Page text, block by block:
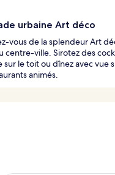
urbaine Art déco
vous de la splendeur Art
centre-ville. Sirotez des
sur le toit ou dînez avec vue
animés.